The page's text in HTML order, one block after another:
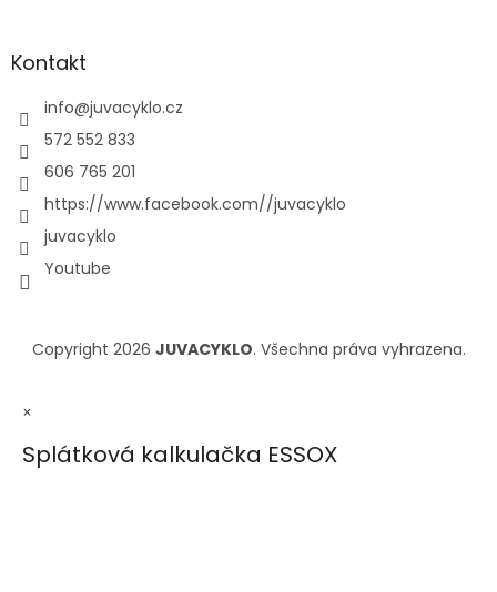
Kontakt
info@juvacyklo.cz
572 552 833
606 765 201
https://www.facebook.com//juvacyklo
juvacyklo
Youtube
Copyright 2026 JUVACYKLO. Všechna práva vyhrazena.
×
Splátková kalkulačka ESSOX